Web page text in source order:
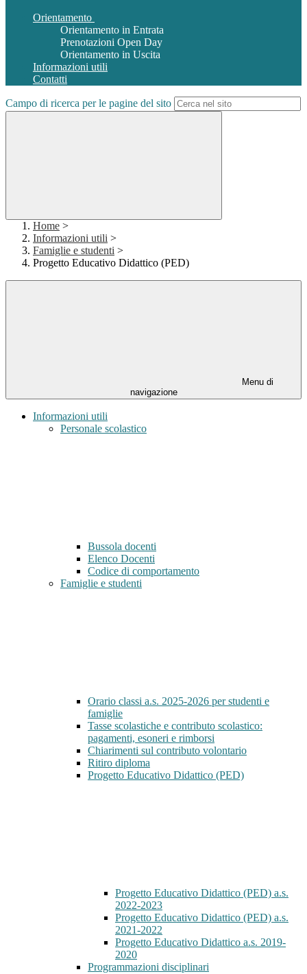
Orientamento
Orientamento in Entrata
Prenotazioni Open Day
Orientamento in Uscita
Informazioni utili
Contatti
Campo di ricerca per le pagine del sito
Home >
Informazioni utili >
Famiglie e studenti >
Progetto Educativo Didattico (PED)
Menu di
navigazione
Informazioni utili
Personale scolastico
Bussola docenti
Elenco Docenti
Codice di comportamento
Famiglie e studenti
Orario classi a.s. 2025-2026 per studenti e
famiglie
Tasse scolastiche e contributo scolastico:
pagamenti, esoneri e rimborsi
Chiarimenti sul contributo volontario
Ritiro diploma
Progetto Educativo Didattico (PED)
Progetto Educativo Didattico (PED) a.s.
2022-2023
Progetto Educativo Didattico (PED) a.s.
2021-2022
Progetto Educativo Didattico a.s. 2019-
2020
Programmazioni disciplinari